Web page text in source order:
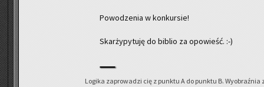
Po­wo­dze­nia w kon­kur­sie!
Skar­ży­py­tu­ję do bi­blio za opo­wieść. :-)
Lo­gi­ka za­pro­wa­dzi cię z punk­tu A do punk­tu B. Wy­obraź­nia